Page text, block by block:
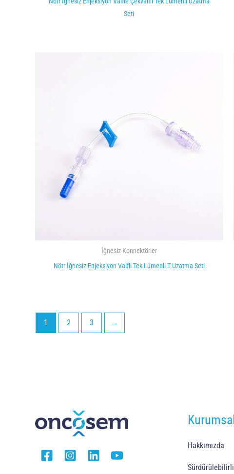
Seti
İğnesiz Konnektörler
Nötr İğnesiz Enjeksiyon Valfli Tek Lümenli T Uzatma Seti
1 2 3 →
Kurumsal
Hakkımızda